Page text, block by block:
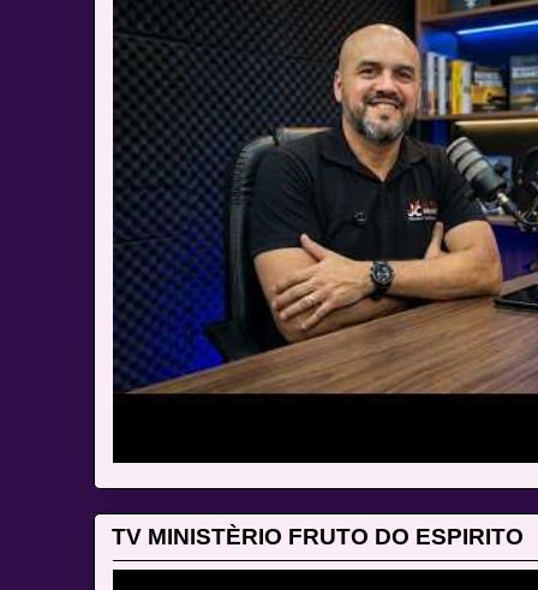
TV MINISTÈRIO FRUTO DO ESPIRITO